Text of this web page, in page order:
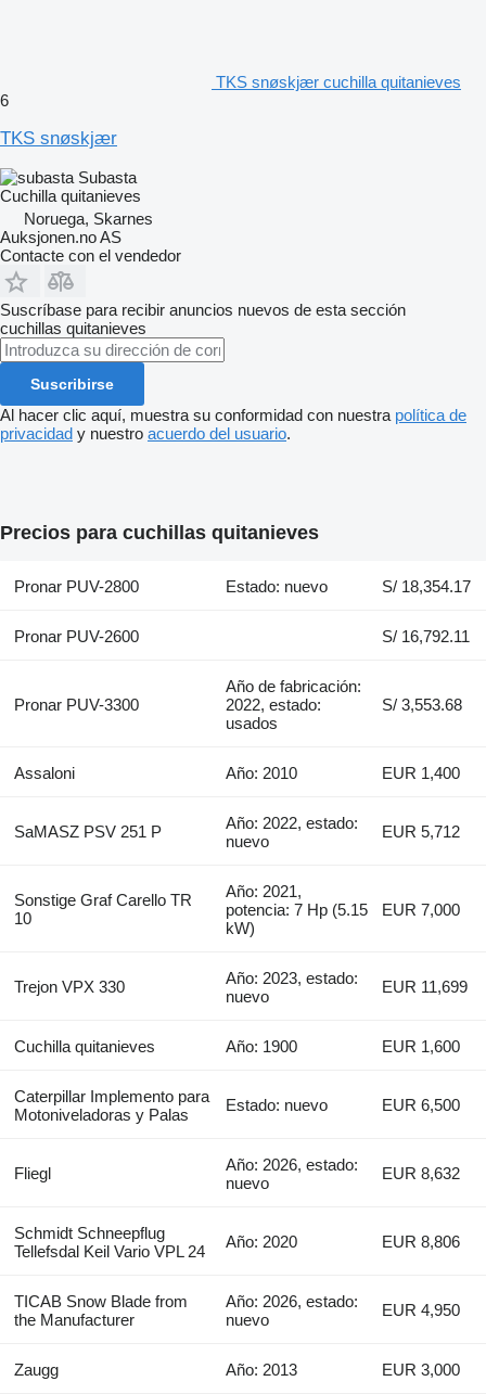
TKS snøskjær cuchilla quitanieves
6
TKS snøskjær
Subasta
Cuchilla quitanieves
Noruega, Skarnes
Auksjonen.no AS
Contacte con el vendedor
Suscríbase para recibir anuncios nuevos de esta sección
cuchillas quitanieves
Suscribirse
Al hacer clic aquí, muestra su conformidad con nuestra política de
privacidad y nuestro acuerdo del usuario.
Precios para cuchillas quitanieves
Pronar PUV-2800 Estado: nuevo S/ 18,354.17
Pronar PUV-2600 S/ 16,792.11
Pronar PUV-3300
Año de fabricación:
2022, estado:
usados
S/ 3,553.68
Assaloni Año: 2010 EUR 1,400
SaMASZ PSV 251 P
Año: 2022, estado:
nuevo
EUR 5,712
Sonstige Graf Carello TR
10
Año: 2021,
potencia: 7 Hp (5.15
kW)
EUR 7,000
Trejon VPX 330
Año: 2023, estado:
nuevo
EUR 11,699
Cuchilla quitanieves Año: 1900 EUR 1,600
Caterpillar Implemento para
Motoniveladoras y Palas
Estado: nuevo EUR 6,500
Fliegl
Año: 2026, estado:
nuevo
EUR 8,632
Schmidt Schneepflug
Tellefsdal Keil Vario VPL 24
Año: 2020 EUR 8,806
TICAB Snow Blade from
the Manufacturer
Año: 2026, estado:
nuevo
EUR 4,950
Zaugg Año: 2013
EUR 3,000